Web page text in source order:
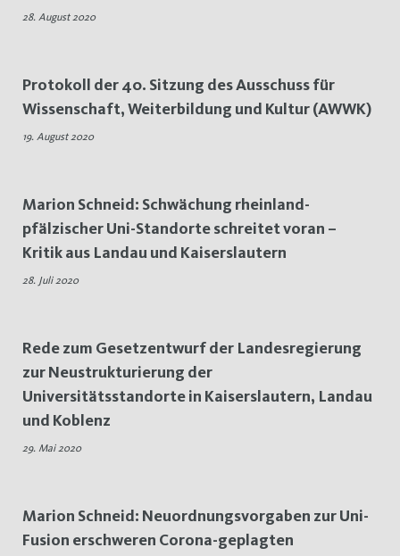
28. August 2020
Protokoll der 40. Sitzung des Ausschuss für
Wissenschaft, Weiterbildung und Kultur (AWWK)
19. August 2020
Marion Schneid: Schwächung rheinland-
pfälzischer Uni-Standorte schreitet voran –
Kritik aus Landau und Kaiserslautern
28. Juli 2020
Rede zum Gesetzentwurf der Landesregierung
zur Neustrukturierung der
Universitätsstandorte in Kaiserslautern, Landau
und Koblenz
29. Mai 2020
Marion Schneid: Neuordnungsvorgaben zur Uni-
Fusion erschweren Corona-geplagten